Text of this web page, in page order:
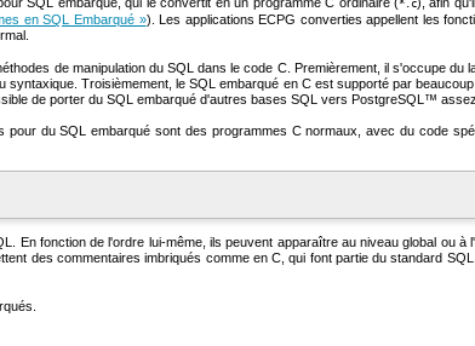
*.c
en SQL Embarqué »). Les applications ECPG converties appellent les
de manipulation du SQL dans le code C. Premièrement, il s'occupe du
syntaxique. Troisièmement, leSQL embarqué en C est supporté par
de porter du SQL embarqué d'autres bases SQL vers PostgreSQL ™ assez
pour duSQL
embarqué sont des programmes C normaux, avec du code
En fonction de l'ordre lui-même, ils peuvent apparaître au niveau global ou à
des commentaires imbriqués comme en C, qui font partie du standard